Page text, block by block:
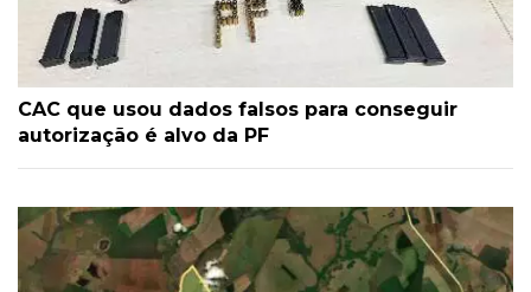
CAC que usou dados falsos para conseguir
autorização é alvo da PF